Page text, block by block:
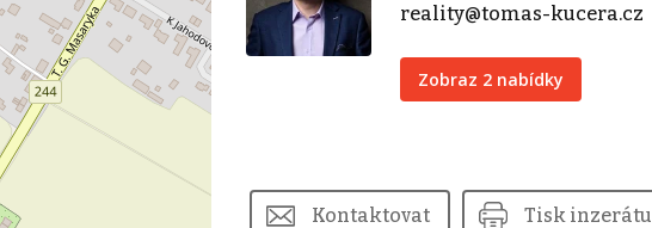
reality@tomas-kucera.cz
Zobraz 2 nabídky
Kontaktovat Tisk inzerátu